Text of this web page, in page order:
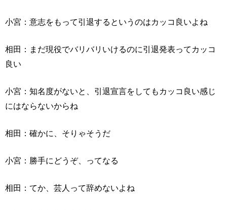
小宮：意志をもって引退するというのはカッコ良いよね
相田：まだ現役でバリバリいけるのに引退発表ってカッコ
良い
小宮：知名度がないと、引退宣言をしてもカッコ良い感じ
にはならないからね
相田：確かに、そりゃそうだ
小宮：勝手にどうぞ、ってなる
相田：てか、芸人って辞めないよね